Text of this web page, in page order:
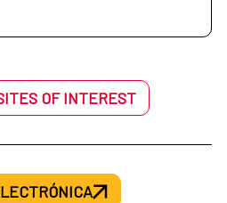
OF INTEREST